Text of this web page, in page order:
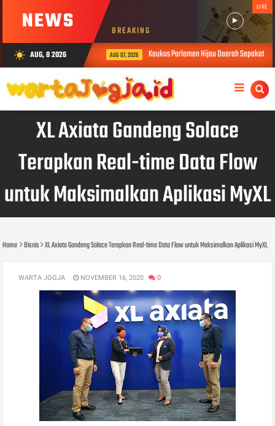
NEWS BREAKING
LIVE
wb_sunny AUG, 8 2026 AUG 07, 2026 Kaukus Parlemen Hijau Daerah Sepakati
XL Axiata Gandeng Solace
Terapkan Real-time Data Flow
untuk Maksimalkan Aplikasi MyXL
Home Bisnis XL Axiata Gandeng Solace Terapkan Real-time Data Flow untuk Maksimalkan Aplikasi MyXL
WARTA JOGJA NOVEMBER 16, 2020 0